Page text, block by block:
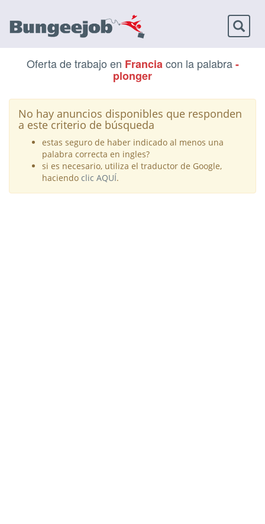
Oferta de trabajo en Francia con la palabra-
plonger
No hay anuncios disponibles que responden
a este criterio de búsqueda
estas seguro de haber indicado al menos una
palabra correcta en ingles?
si es necesario, utiliza el traductor de Google,
haciendo clic AQUÍ.